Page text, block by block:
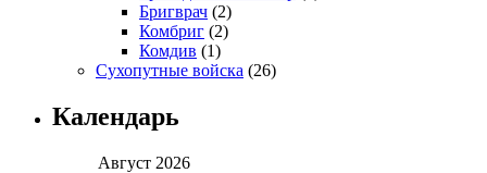
Бригврач (2)
Комбриг (2)
Комдив (1)
Сухопутные войска (26)
Календарь
Август 2026